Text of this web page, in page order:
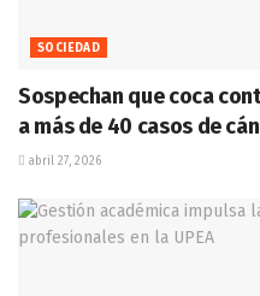
SOCIEDAD
Sospechan que coca
a más de 40 casos de
abril 27, 2026